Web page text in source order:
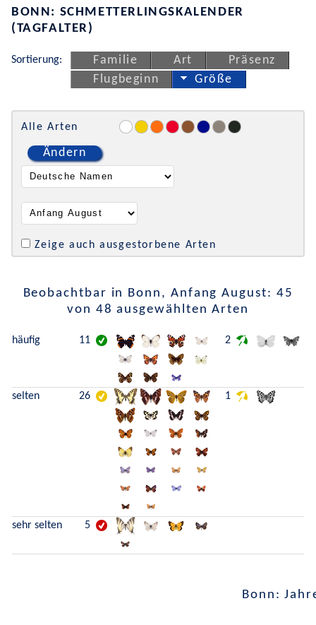
BONN: SCHMETTERLINGSKALENDER
(TAGFALTER)
Sortierung: Familie Art
Präsenz
Flugbeginn
Größe
Alle Arten
Ändern
Zeige auch ausgestorbene Arten
Beobachtbar in Bonn, Anfang August: 45
von 48 ausgewählten Arten
häufig 11 2
selten 26 1
sehr selten 5
Bonn: